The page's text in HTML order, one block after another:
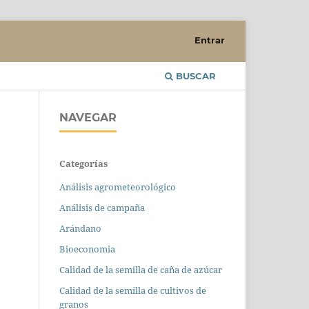
BUSCAR
Entrar
NAVEGAR
Categorías
Análisis agrometeorológico
Análisis de campaña
Arándano
Bioeconomia
Calidad de la semilla de caña de azúcar
Calidad de la semilla de cultivos de
granos